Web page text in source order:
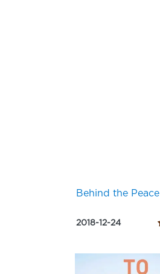
Behind the Peace
2018-12-24